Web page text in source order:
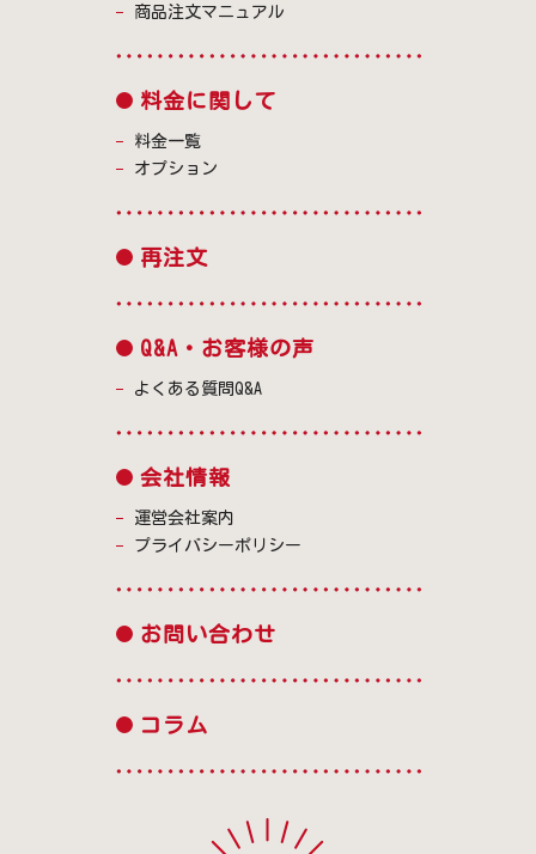
商品注文マニュアル
料金に関して
料金一覧
オプション
再注文
Q&A・お客様の声
よくある質問Q&A
会社情報
運営会社案内
プライバシーポリシー
お問い合わせ
コラム